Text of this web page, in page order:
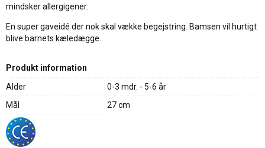
mindsker allergigener.
En super gaveidé der nok skal vække begejstring. Bamsen vil hurtigt
blive barnets kæledægge.
Produkt information
Alder
0-3 mdr. - 5-6 år
Mål
27 cm